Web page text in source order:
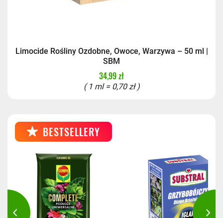
Limocide Rośliny Ozdobne, Owoce, Warzywa – 50 ml |
SBM
34,99 zł
( 1 ml = 0,70 zł )
BESTSELLERY